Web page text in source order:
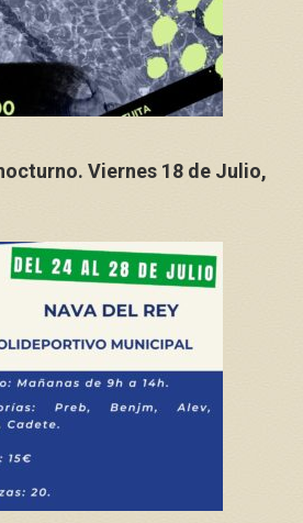
Viernes 18 de Julio,